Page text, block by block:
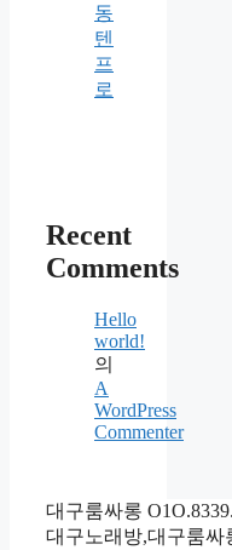
동
텐
프
로
Recent
Comments
Hello
world!
의
A
WordPress
Commenter
대구룸싸롱
대구노래방,대구룸싸